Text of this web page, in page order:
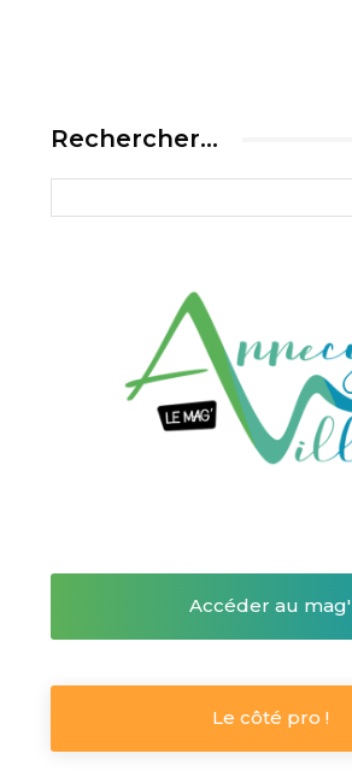
Rechercher…
Accéder au mag'
Le côté pro !